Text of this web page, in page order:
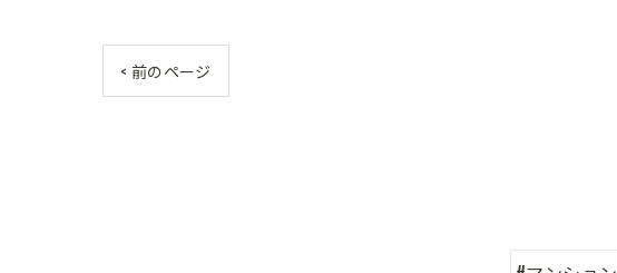
< 前のページ